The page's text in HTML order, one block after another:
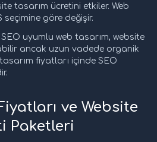
tasarım ücretini etkiler. Web
seçimine göre değişir.
SEO uyumlu web tasarım, website
ancak uzun vadede organik
fiyatları içinde SEO
ve Website
Paketleri